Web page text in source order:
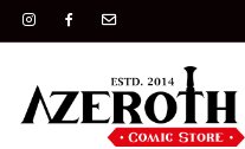
Saltar
al